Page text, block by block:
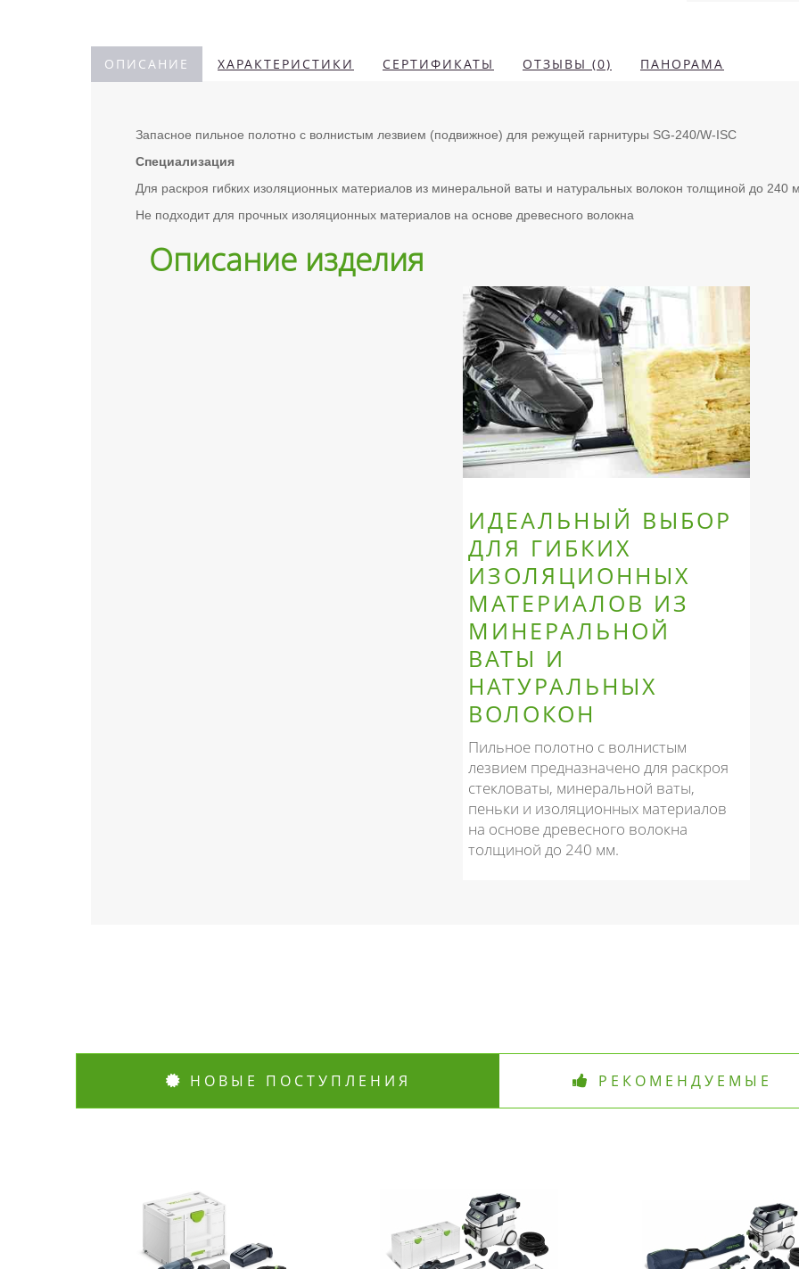
ОПИСАНИЕ ХАРАКТЕРИСТИКИ СЕРТИФИКАТЫ ОТЗЫВЫ (0) ПАНОРАМА
Запасное пильное полотно с волнистым лезвием (подвижное) для режущей гарнитуры SG-240/W-ISC
Специализация
Для раскроя гибких изоляционных материалов из минеральной ваты и натуральных волокон толщиной до 240
Hе подходит для прочных изоляционных материалов на основе древесного волокна
Описание изделия
ИДЕАЛЬНЫЙ ВЫБОР
ДЛЯ ГИБКИХ
ИЗОЛЯЦИОННЫХ
МАТЕРИАЛОВ ИЗ
МИНЕРАЛЬНОЙ
ВАТЫ И
НАТУРАЛЬНЫХ
ВОЛОКОН
Пильное полотно с волнистым
лезвием предназначено для раскроя
стекловаты, минеральной ваты,
пеньки и изоляционных материалов
на основе древесного волокна
толщиной до 240 мм.
НОВЫЕ ПОСТУПЛЕНИЯ РЕКОМЕНДУЕМЫЕ